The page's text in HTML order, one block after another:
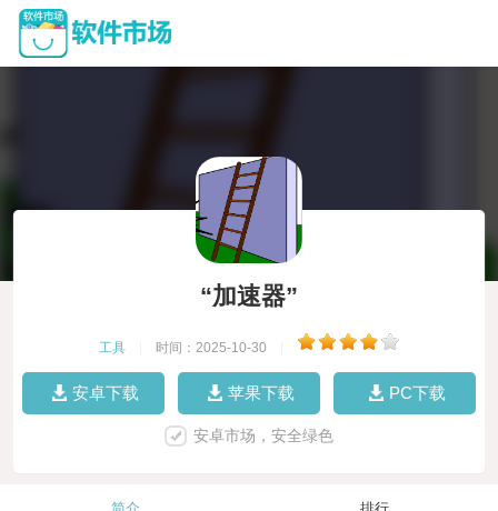
“加速器”
工具 时间：2025-10-30
安卓下载 苹果下载 PC下载
安卓市场，安全绿色